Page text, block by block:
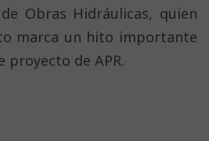
Obras Hidráulicas, quien
marca un hito importante
proyecto de APR.